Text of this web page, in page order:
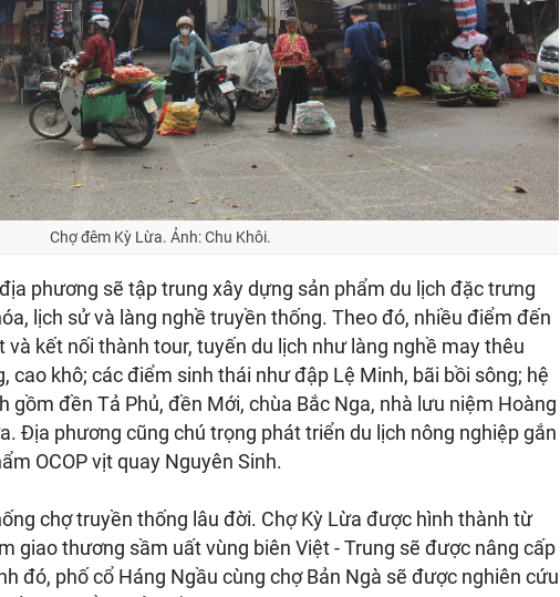
Chợ đêm Kỳ Lừa. Ảnh: Chu Khôi.
phương sẽ tập trung xây dựng sản phẩm du lịch đặc trưng
lịch sử và làng nghề truyền thống. Theo đó, nhiều điểm đến
kết nối thành tour, tuyến du lịch như làng nghề may thêu
cao khô; các điểm sinh thái như đập Lệ Minh, bãi bồi sông; hệ
gồm đền Tả Phủ, đền Mới, chùa Bắc Nga, nhà lưu niệm Hoàng
Địa phương cũng chú trọng phát triển du lịch nông nghiệp gắn
OCOP vịt quay Nguyên Sinh.
chợ truyền thống lâu đời. Chợ Kỳ Lừa được hình thành từ
giao thương sầm uất vùng biên Việt - Trung sẽ được nâng cấp
đó, phố cổ Háng Ngầu cùng chợ Bản Ngà sẽ được nghiên cứu